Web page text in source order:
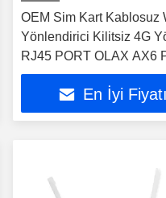
OEM Sim Kart Kablosuz
Yönlendirici Kilitsiz 4G
RJ45 PORT OLAX AX6
En İyi